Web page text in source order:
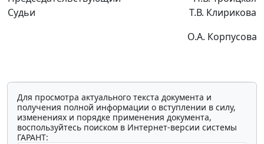
Судьи
Т.В. Клирикова
О.А. Корпусова
Для просмотра актуального текста документа и
получения полной информации о вступлении в силу,
изменениях и порядке применения документа,
воспользуйтесь поиском в Интернет-версии системы
ГАРАНТ: